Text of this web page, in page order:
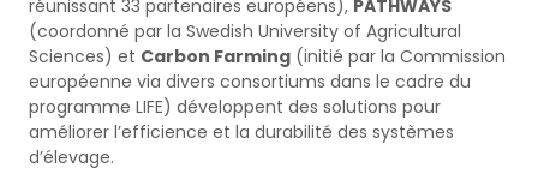
réunissant 33 partenaires européens), PATHWAYS
(coordonné par la Swedish University of Agricultural
Sciences) et Carbon Farming (initié par la Commission
européenne via divers consortiums dans le cadre du
programme LIFE) développent des solutions pour
améliorer l’efficience et la durabilité des systèmes
d’élevage.